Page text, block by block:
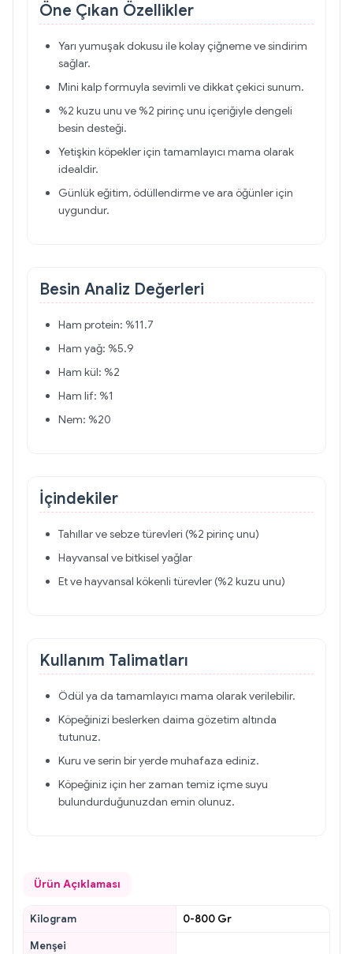
Öne Çıkan Özellikler
Yarı yumuşak dokusu ile kolay çiğneme ve sindirim
sağlar.
Mini kalp formuyla sevimli ve dikkat çekici sunum.
%2 kuzu unu ve %2 pirinç unu içeriğiyle dengeli
besin desteği.
Yetişkin köpekler için tamamlayıcı mama olarak
idealdir.
Günlük eğitim, ödüllendirme ve ara öğünler için
uygundur.
Besin Analiz Değerleri
Ham protein: %11.7
Ham yağ: %5.9
Ham kül: %2
Ham lif: %1
Nem: %20
İçindekiler
Tahıllar ve sebze türevleri (%2 pirinç unu)
Hayvansal ve bitkisel yağlar
Et ve hayvansal kökenli türevler (%2 kuzu unu)
Kullanım Talimatları
Ödül ya da tamamlayıcı mama olarak verilebilir.
Köpeğinizi beslerken daima gözetim altında
tutunuz.
Kuru ve serin bir yerde muhafaza ediniz.
Köpeğiniz için her zaman temiz içme suyu
bulundurduğunuzdan emin olunuz.
Ürün Açıklaması
Kilogram
0-800 Gr
Menşei